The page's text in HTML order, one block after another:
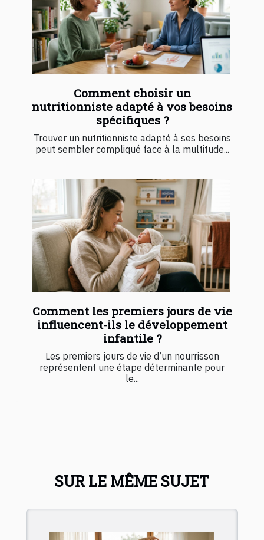
Comment choisir un
nutritionniste adapté à vos besoins
spécifiques ?
Trouver un nutritionniste adapté à ses besoins
peut sembler compliqué face à la multitude...
Comment les premiers jours de vie
influencent-ils le développement
infantile ?
Les premiers jours de vie d’un nourrisson
représentent une étape déterminante pour
le...
SUR LE MÊME SUJET